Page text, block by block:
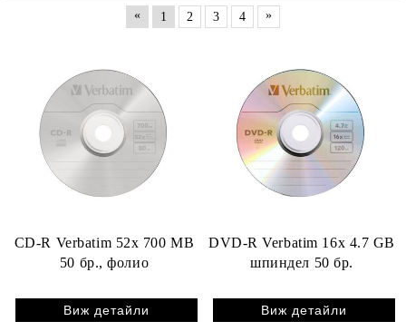
« 1 2 3 4 »
CD-R Verbatim 52x 700 MB
50 бр., фолио
Виж детайли
DVD-R Verbatim 16x 4.7 GB
шпиндел 50 бр.
Виж детайли